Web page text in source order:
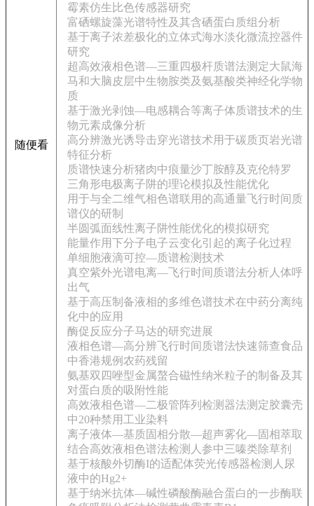
随便看
霉素仿生比色传感器研究
富硒螺旋藻光谱特性及其含硒蛋白质组分析
基于离子浓差极化的立体式海水淡化微流控器件
研究
超高效液相色谱—三重四极杆质谱法测定大鼠海
马和大脑皮层中生物胺类及氨基酸类神经化学物
质
基于激光剥蚀—电感耦合等离子体质谱技术的生
物元素成像分析
高分辨激光诱导击穿光谱技术用于碳质页岩光谱
特征分析
质谱快速分析猪肉中痕量沙丁胺醇及克伦特罗
三角形电极离子阱的理论模拟及性能优化
用于与全二维气相色谱联用的高通量飞行时间质
谱仪的研制
半圆弧面线性离子阱性能优化的模拟研究
能量作用下分子电子云变化引起的离子化过程
单细胞液滴可控—质谱检测技术
真空紫外光谱电离—飞行时间质谱法分析人体呼
出气
基于高压制备液相的多维色谱技术在中药分离纯
化中的应用
酶促反应分子马达的研究进展
液相色谱—高分辨飞行时间质谱法快速筛查食品
中香港规例农药残留
氨基双四唑型金属螯合磁性纳米粒子的制备及其
对蛋白质的吸附性能
高效液相色谱—二极管阵列检测器法测定胶囊壳
中20种禁用工业染料
离子液体—基质固相分散—超声雾化—固相萃取
结合高效液相色谱法检测人参中三嗪类除草剂
基于核酸外切酶I的适配体荧光传感器检测人尿
液中的Hg2+
基于纳米抗体—碱性磷酸酶融合蛋白的一步酶联